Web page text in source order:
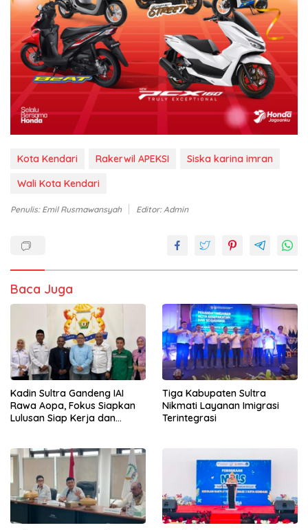
Kota Kendari Rakerwil APEKSI
Siska karina imran
Wali Kota Kendari
Penulis: Emil Rusmawansyah Editor: Admin
Baca Juga
Kadin Sultra Gandeng IAI
Rawa Aopa, Fokus Siapkan
Lulusan Siap Kerja dan
Tiga Kabupaten Sultra
Nikmati Layanan Imigrasi
Terintegrasi